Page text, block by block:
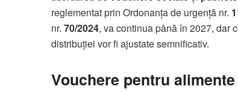
reglementat prin Ordonanța de urgență nr.
nr. 70/2024, va continua până în 2027, dar
distribuției vor fi ajustate semnificativ.
Vouchere pentru